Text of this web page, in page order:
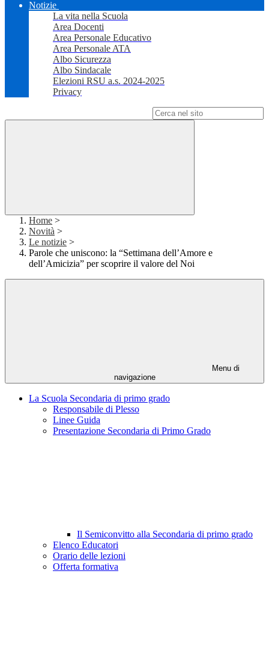
Notizie
La vita nella Scuola
Area Docenti
Area Personale Educativo
Area Personale ATA
Albo Sicurezza
Albo Sindacale
Elezioni RSU a.s. 2024-2025
Privacy
Home >
Novità >
Le notizie >
Parole che uniscono: la “Settimana dell’Amore e
dell’Amicizia” per scoprire il valore del Noi
Menu di
navigazione
La Scuola Secondaria di primo grado
Responsabile di Plesso
Linee Guida
Presentazione Secondaria di Primo Grado
Il Semiconvitto alla Secondaria di primo grado
Elenco Educatori
Orario delle lezioni
Offerta formativa